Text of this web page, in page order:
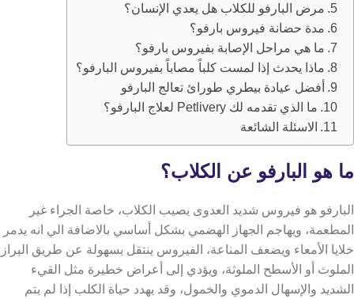
مرض البارفو للكلاب هل يعدي الإنسان؟
مدة حضانة فيروس بارفو؟
ما هي مراحل الإصابة بفيروس بارفو؟
ماذا يحدث إذا لمست كلباً مصاباً بفيروس البارفو؟
أفضل عيادة بيطري طورائ تعالج البارفو
ما الذي تقدمه لك Petlivery لعلاج البارفو؟
الاسئلة الشائعة
ما هو البارفو عن الكلاب؟
البارفو هو فيروس شديد العدوى يصيب الكلاب، خاصة الجراء غير
المطعمة، ويهاجم الجهاز الهضمي بشكل أساسي بالاضافة الي انه يدمر
خلايا الأمعاء ويضعف المناعة، الفيروس ينتقل بسهولة عن طريق البراز
الملوث أو الأسطح الملوثة، ويؤدي إلى أعراض خطيرة مثل القيء
الشديد والإسهال الدموي والخمول، وقد يهدد حياة الكلب إذا لم يتم